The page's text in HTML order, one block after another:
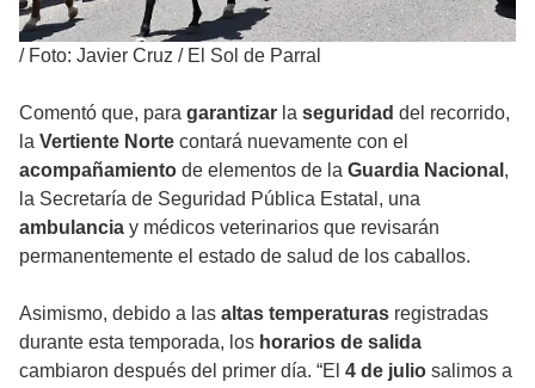
/ Foto: Javier Cruz / El Sol de Parral
Comentó que, para garantizar la seguridad del recorrido,
la Vertiente Norte contará nuevamente con el
acompañamiento de elementos de la Guardia Nacional ,
la Secretaría de Seguridad Pública Estatal, una
ambulancia y médicos veterinarios que revisarán
permanentemente el estado de salud de los caballos.
Asimismo, debido a las altas temperaturas registradas
durante esta temporada, los horarios de salida
cambiaron después del primer día. “El 4 de julio salimos a